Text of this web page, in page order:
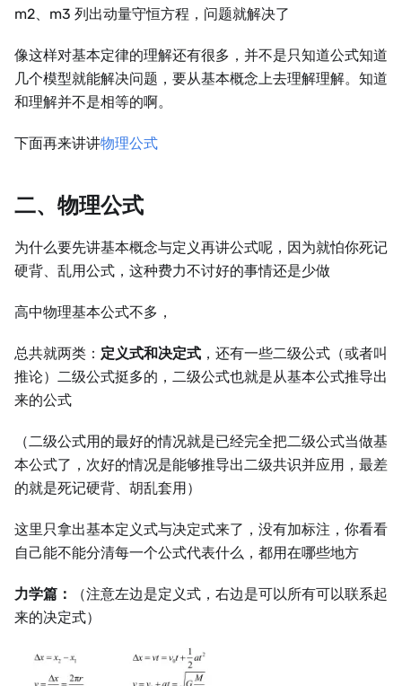
m2、m3 列出动量守恒方程，问题就解决了
像这样对基本定律的理解还有很多，并不是只知道公式知道
几个模型就能解决问题，要从基本概念上去理解理解。知道
和理解并不是相等的啊。
下面再来讲讲物理公式
二、物理公式
为什么要先讲基本概念与定义再讲公式呢，因为就怕你死记
硬背、乱用公式，这种费力不讨好的事情还是少做
高中物理基本公式不多，
总共就两类： 定义式和决定式 ，还有一些二级公式（或者叫
推论）二级公式挺多的，二级公式也就是从基本公式推导出
来的公式
（二级公式用的最好的情况就是已经完全把二级公式当做基
本公式了，次好的情况是能够推导出二级共识并应用，最差
的就是死记硬背、胡乱套用）
这里只拿出基本定义式与决定式来了，没有加标注，你看看
自己能不能分清每一个公式代表什么，都用在哪些地方
力学篇：
（注意左边是定义式，右边是可以所有可以联系起
来的决定式）